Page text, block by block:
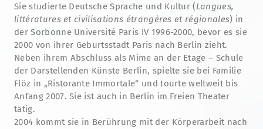
Sie studierte Deutsche Sprache und Kultur (Langues,
littératures et civilisations étrangères et régionales) in
der Sorbonne Université Paris IV 1996-2000, bevor es sie
2000 von ihrer Geburtsstadt Paris nach Berlin zieht.
Neben ihrem Abschluss als Mime an der Etage – Schule
der Darstellenden Künste Berlin, spielte sie bei Familie
Flöz in „Ristorante Immortale“ und tourte weltweit bis
Anfang 2007. Sie ist auch in Berlin im Freien Theater
tätig.
2004 kommt sie in Berührung mit der Körperarbeit nach